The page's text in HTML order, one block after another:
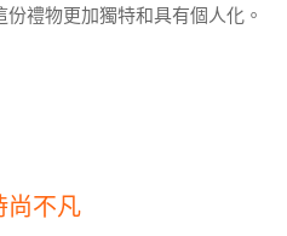
禮物更加獨特和具有個人化。
尚不凡